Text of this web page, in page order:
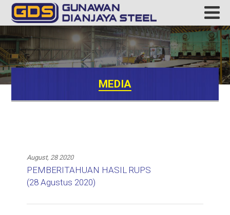
MEDIA
August, 28 2020
PEMBERITAHUAN HASIL RUPS
(28 Agustus 2020)